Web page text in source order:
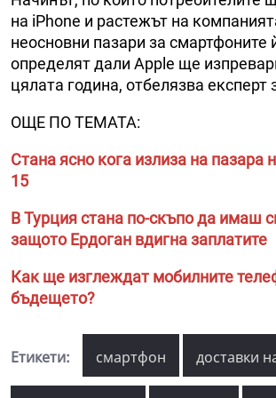
на iPhone и растежът на
неосновни пазари за смартфоните
определят дали Apple ще
цялата година, отбелязва експерт
ОЩЕ ПО ТЕМАТА:
Стана ясно кога излиза на пазара
15
В Турция стана по-скъпо да имаш
защото Ердоган вдигна заплатите
Как ще изглеждат мобилните
бъдещето?
Етикети: смартфон доставки